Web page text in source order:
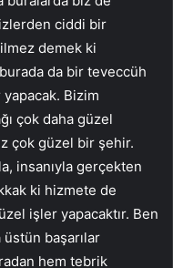
ciddi bir
demek ki
da bir teveccüh
Bizim
çok daha güzel
çok güzel bir şehir.
insanıyla gerçekten
ki hizmete de
işler yapacaktır. Ben
başarılar
hem tebrik